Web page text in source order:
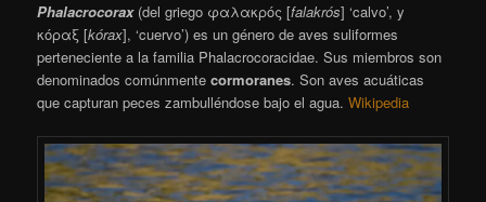
Phalacrocorax(del griego φαλακρός [falakrós] ‘calvo’, y
κόραξ [kórax], ‘cuervo’) es un género de aves suliformes
perteneciente a la familia Phalacrocoracidae. Sus miembros son
denominados comúnmentecormoranes. Son aves acuáticas
que capturan peces zambulléndose bajo el agua.Wikipedia